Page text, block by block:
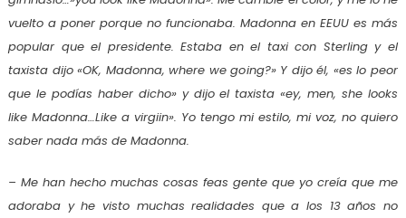
vuelto a poner porque no funcionaba. Madonna en EEUU es más
popular que el presidente. Estaba en el taxi con Sterling y el
taxista dijo «OK, Madonna, where we going?» Y dijo él, «es lo peor
que le podías haber dicho» y dijo el taxista «ey, men, she looks
like Madonna…Like a virgiin». Yo tengo mi estilo, mi voz, no quiero
saber nada más de Madonna.
– Me han hecho muchas cosas feas gente que yo creía que me
adoraba y he visto muchas realidades que a los 13 años no